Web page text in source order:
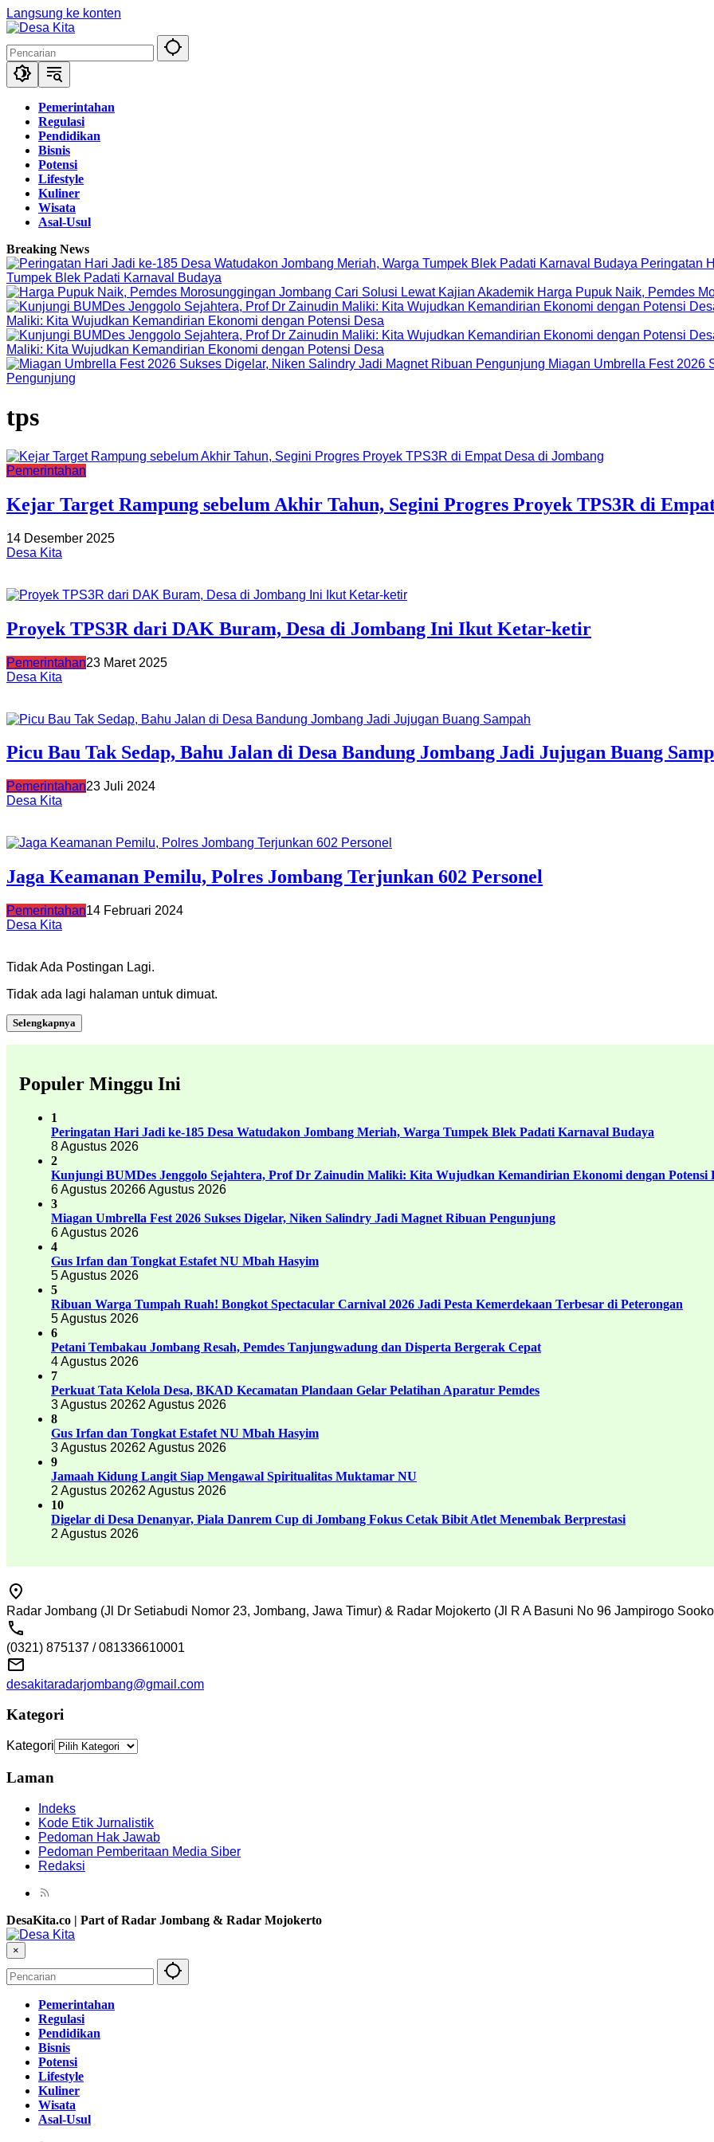
Langsung ke konten
Pemerintahan
Regulasi
Pendidikan
Bisnis
Potensi
Lifestyle
Kuliner
Wisata
Asal-Usul
Breaking News
Peringatan
Tumpek Blek Padati Karnaval Budaya
Harga Pupuk Naik, Pemdes
Maliki: Kita Wujudkan Kemandirian Ekonomi dengan Potensi Desa
Maliki: Kita Wujudkan Kemandirian Ekonomi dengan Potensi Desa
Miagan Umbrella Fest 2026
Pengunjung
tps
Pemerintahan
Kejar Target Rampung sebelum Akhir Tahun, Segini Progres Proyek TPS3R di
14 Desember 2025
Desa Kita
Proyek TPS3R dari DAK Buram, Desa di Jombang Ini Ikut Ketar-ketir
Pemerintahan23 Maret 2025
Desa Kita
Picu Bau Tak Sedap, Bahu Jalan di Desa Bandung Jombang Jadi Jujugan Buang
Pemerintahan23 Juli 2024
Desa Kita
Jaga Keamanan Pemilu, Polres Jombang Terjunkan 602 Personel
Pemerintahan14 Februari 2024
Desa Kita
Tidak Ada Postingan Lagi.
Tidak ada lagi halaman untuk dimuat.
Selengkapnya
Populer Minggu Ini
1
Peringatan Hari Jadi ke-185 Desa Watudakon Jombang Meriah, Warga Tumpek Blek Padati Karnaval Budaya
8 Agustus 2026
2
Kunjungi BUMDes Jenggolo Sejahtera, Prof Dr Zainudin Maliki: Kita Wujudkan Kemandirian Ekonomi dengan Potensi
6 Agustus 20266 Agustus 2026
3
Miagan Umbrella Fest 2026 Sukses Digelar, Niken Salindry Jadi Magnet Ribuan Pengunjung
6 Agustus 2026
4
Gus Irfan dan Tongkat Estafet NU Mbah Hasyim
5 Agustus 2026
5
Ribuan Warga Tumpah Ruah! Bongkot Spectacular Carnival 2026 Jadi Pesta Kemerdekaan Terbesar di Peterongan
5 Agustus 2026
6
Petani Tembakau Jombang Resah, Pemdes Tanjungwadung dan Disperta Bergerak Cepat
4 Agustus 2026
7
Perkuat Tata Kelola Desa, BKAD Kecamatan Plandaan Gelar Pelatihan Aparatur Pemdes
3 Agustus 20262 Agustus 2026
8
Gus Irfan dan Tongkat Estafet NU Mbah Hasyim
3 Agustus 20262 Agustus 2026
9
Jamaah Kidung Langit Siap Mengawal Spiritualitas Muktamar NU
2 Agustus 20262 Agustus 2026
10
Digelar di Desa Denanyar, Piala Danrem Cup di Jombang Fokus Cetak Bibit Atlet Menembak Berprestasi
2 Agustus 2026
Radar Jombang (Jl Dr Setiabudi Nomor 23, Jombang, Jawa Timur) & Radar Mojokerto (Jl R A Basuni No 96 Jampirogo
(0321) 875137 / 081336610001
desakitaradarjombang@gmail.com
Kategori
Kategori
Laman
Indeks
Kode Etik Jurnalistik
Pedoman Hak Jawab
Pedoman Pemberitaan Media Siber
Redaksi
DesaKita.co | Part of Radar Jombang & Radar Mojokerto
×
Pemerintahan
Regulasi
Pendidikan
Bisnis
Potensi
Lifestyle
Kuliner
Wisata
Asal-Usul